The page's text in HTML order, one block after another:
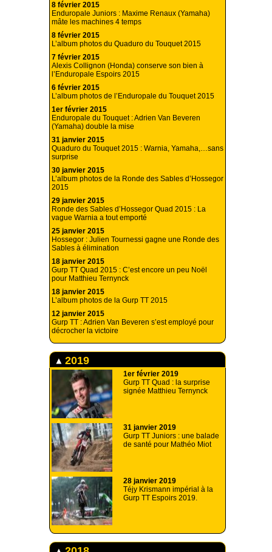
8 février 2015
Enduropale Juniors : Maxime Renaux (Yamaha)
mâte les machines 4 temps
8 février 2015
L’album photos du Quaduro du Touquet 2015
7 février 2015
Alexis Collignon (Honda) conserve son bien à
l’Enduropale Espoirs 2015
6 février 2015
L’album photos de l’Enduropale du Touquet 2015
1er février 2015
Enduropale du Touquet : Adrien Van Beveren
(Yamaha) double la mise
31 janvier 2015
Quaduro du Touquet 2015 : Warnia, Yamaha,…sans
surprise
30 janvier 2015
L’album photos de la Ronde des Sables d’Hossegor
2015
29 janvier 2015
Ronde des Sables d’Hossegor Quad 2015 : La
vague Warnia a tout emporté
25 janvier 2015
Hossegor : Julien Tournessi gagne une Ronde des
Sables à élimination
18 janvier 2015
Gurp TT Quad 2015 : C’est encore un peu Noël
pour Matthieu Ternynck
18 janvier 2015
L’album photos de la Gurp TT 2015
12 janvier 2015
Gurp TT : Adrien Van Beveren s’est employé pour
décrocher la victoire
2019
1er février 2019
Gurp TT Quad : la surprise
signée Matthieu Ternynck
31 janvier 2019
Gurp TT Juniors : une balade
de santé pour Mathéo Miot
28 janvier 2019
Téjy Krismann impérial à la
Gurp TT Espoirs 2019.